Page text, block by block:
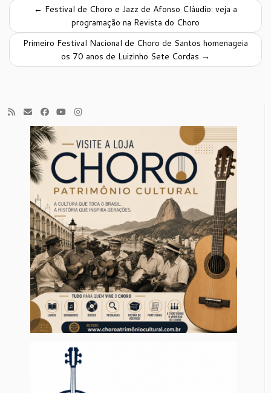
← Festival de Choro e Jazz de Afonso Cláudio: veja a
programação na Revista do Choro
Primeiro Festival Nacional de Choro de Santos homenageia
os 70 anos de Luizinho Sete Cordas →